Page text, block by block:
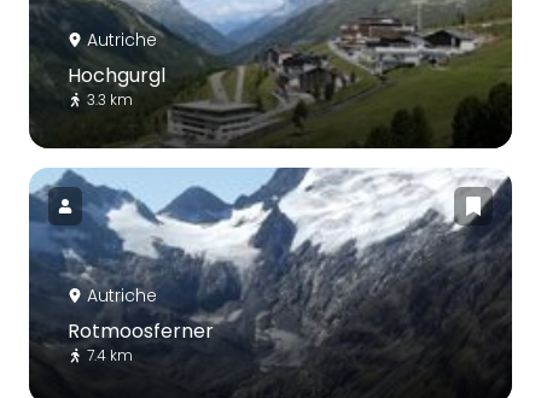
Autriche
Hochgurgl
3.3 km
Autriche
Rotmoosferner
7.4 km